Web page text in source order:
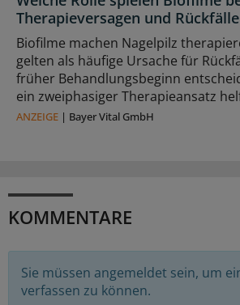
Therapieversagen und
Biofilme machen Nagelpilz
gelten als häufige Ursache für
früher Behandlungsbeginn
ein zweiphasiger Therapieansatz
ANZEIGE | Bayer Vital GmbH
KOMMENTARE
Sie müssen angemeldet sein, um
verfassen zu können.